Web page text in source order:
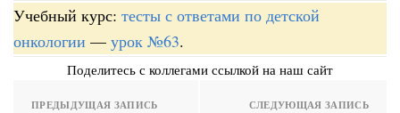
Учебный курс: тесты с ответами по детской
онкологии — урок №63.
Поделитесь с коллегами ссылкой на наш сайт
ПРЕДЫДУЩАЯ ЗАПИСЬ СЛЕДУЮЩАЯ ЗАПИСЬ